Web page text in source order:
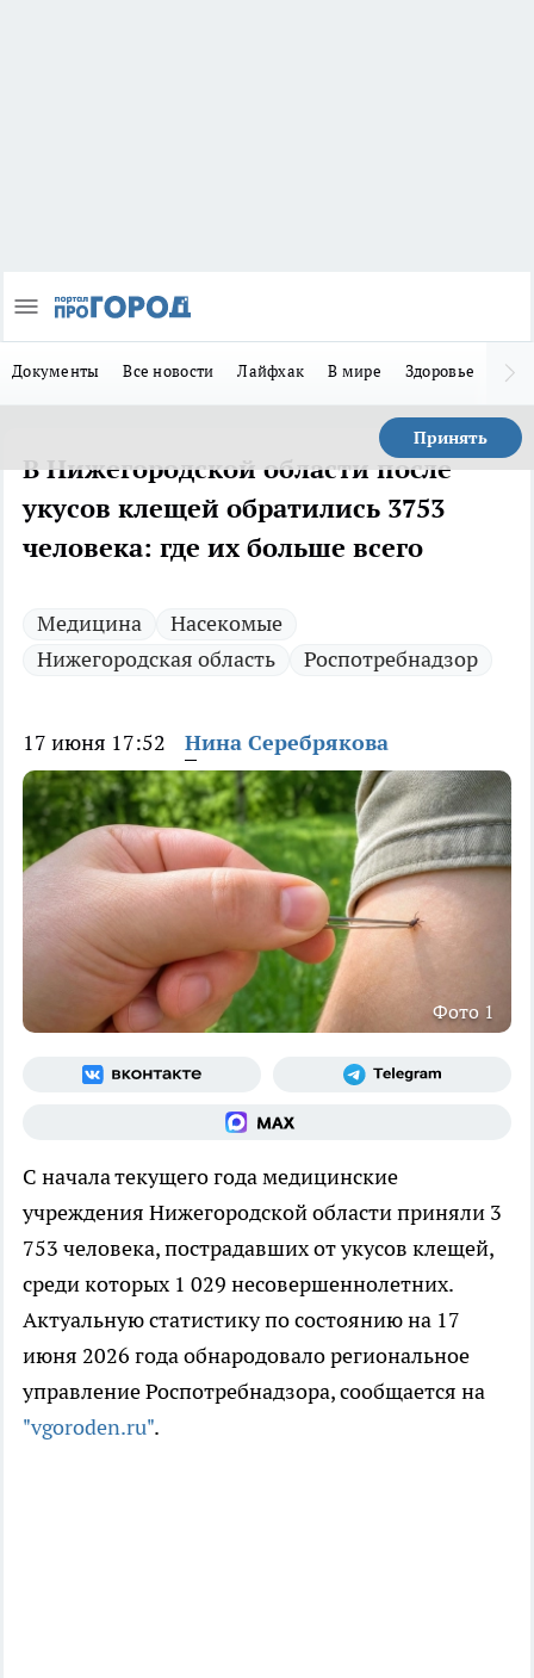
Документы Все новости Лайфхак В мире Здоровье
Принять
В Нижегородской области после
укусов клещей обратились 3753
человека: где их больше всего
Медицина
Насекомые
Нижегородская область
Роспотребнадзор
17 июня 17:52 Нина Серебрякова
Фото 1
С начала текущего года медицинские
учреждения Нижегородской области приняли 3
753 человека, пострадавших от укусов клещей,
среди которых 1 029 несовершеннолетних.
Актуальную статистику по состоянию на 17
июня 2026 года обнародовало региональное
управление Роспотребнадзора, сообщается на
"vgoroden.ru".